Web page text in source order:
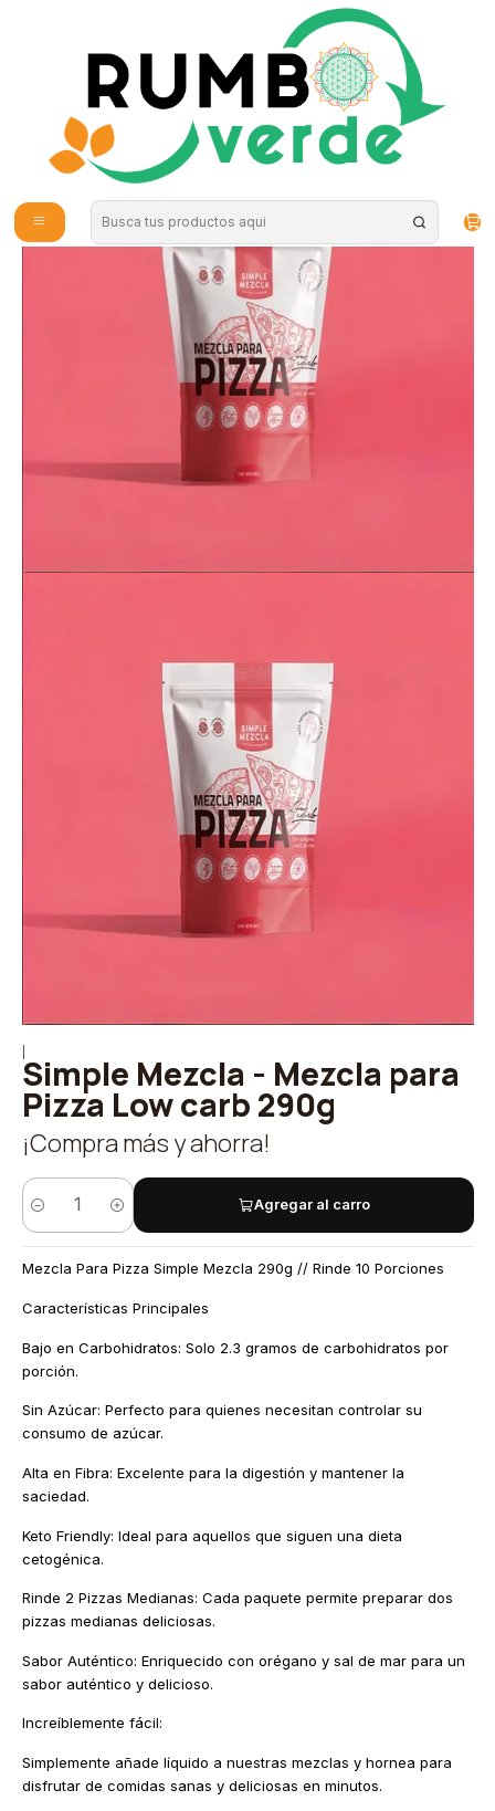
Envío gratis por compras sobre los 59.990 en la provincia de Santiago
Superalimentos en Polvo
Simple Mezcla - Mezcla para Pizza Low carb 290g
Simple Mezcla - Mezcla para
Pizza Low carb 290g
¡Compra más y ahorra!
Cantidad
Agregar al carro
Mezcla Para Pizza Simple Mezcla 290g // Rinde 10 Porciones
Características Principales
Bajo en Carbohidratos: Solo 2.3 gramos de carbohidratos por
porción.
Sin Azúcar: Perfecto para quienes necesitan controlar su
consumo de azúcar.
Alta en Fibra: Excelente para la digestión y mantener la
saciedad.
Keto Friendly: Ideal para aquellos que siguen una dieta
cetogénica.
Rinde 2 Pizzas Medianas: Cada paquete permite preparar dos
pizzas medianas deliciosas.
Sabor Auténtico: Enriquecido con orégano y sal de mar para un
sabor auténtico y delicioso.
Increíblemente fácil:
Simplemente añade líquido a nuestras mezclas y hornea para
disfrutar de comidas sanas y deliciosas en minutos.